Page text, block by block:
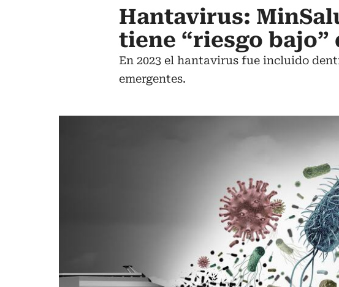
Hantavirus:
tiene “riesgo
En 2023 el hantavirus fue incluido
emergentes.